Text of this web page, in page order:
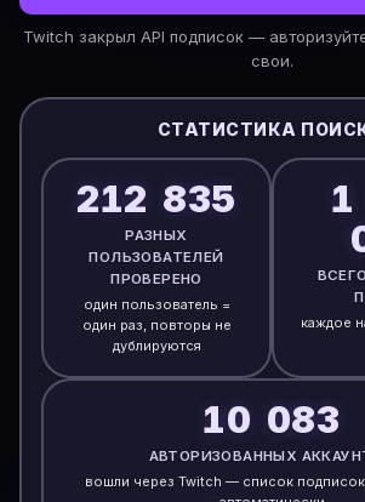
Twitch закрыл API подписок —
свои.
СТАТИСТИКА
212 835
РАЗНЫХ
ПОЛЬЗОВАТЕЛЕЙ
ПРОВЕРЕНО
один пользователь =
один раз, повторы не
дублируются
1
каждое
10 083
АВТОРИЗОВАННЫХ
вошли через Twitch — список